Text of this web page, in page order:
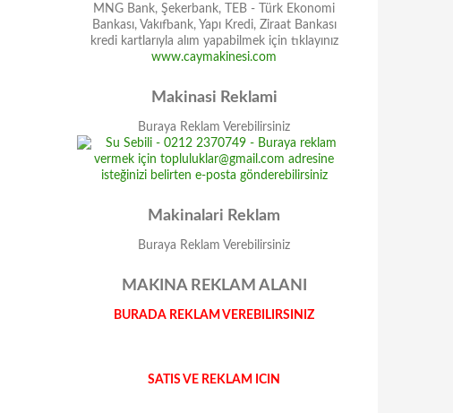
MNG Bank, Şekerbank, TEB - Türk Ekonomi
Bankası, Vakıfbank, Yapı Kredi, Ziraat Bankası
kredi kartlarıyla alım yapabilmek için tıklayınız
www.caymakinesi.com
Makinasi Reklami
Buraya Reklam Verebilirsiniz
Makinalari Reklam
Buraya Reklam Verebilirsiniz
MAKINA REKLAM ALANI
BURADA REKLAM VEREBILIRSINIZ
SATIS VE REKLAM ICIN